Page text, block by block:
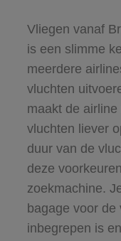
Vliegen vanaf
is een slimme
meerdere
vluchten
maakt de
vluchten liever
duur van de
deze
zoekmachine.
bagage voor de
inbegrepen is